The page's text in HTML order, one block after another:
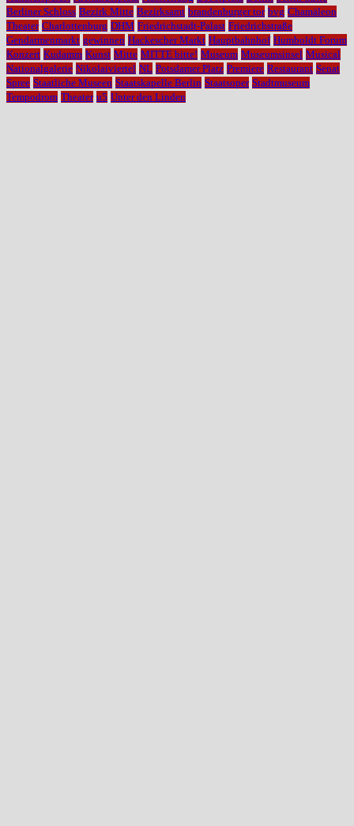
Berliner Schloss Bezirk Mitte Bezirksamt brandenburger tor bvg Chamäleon
Theater Charlottenburg DHM Friedrichstadt-Palast Friedrichstraße
Gendarmenmarkt gewinnen Hackescher Markt Hauptbahnhof Humboldt Forum
Konzert Kudamm Kunst Mitte MITTE bitte! Museum Museumsinsel Musical
Nationalgalerie Nikolaiviertel NL Potsdamer Platz Premiere Restaurant Senat
Spree Staatliche Museen Staatskapelle Berlin Staatsoper Stadtmuseum
Tempodrom Theater u5 Unter den Linden